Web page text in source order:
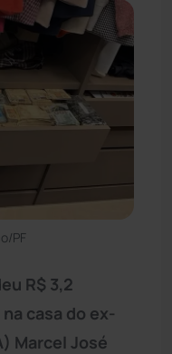
PF
R$ 3,2
casa do ex-
Marcel José